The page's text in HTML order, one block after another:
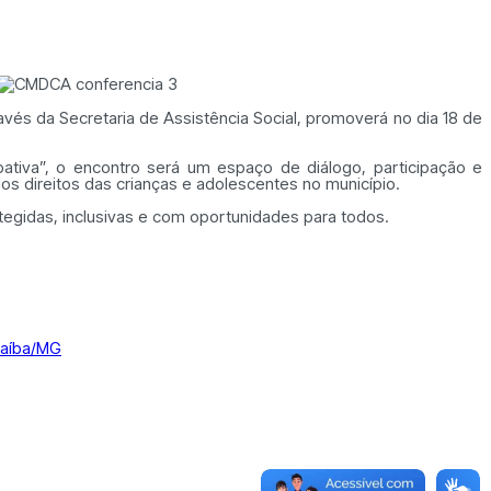
da Secretaria de Assistência Social, promoverá no dia 18 de
o encontro será um espaço de diálogo, participação e
direitos das crianças e adolescentes no município.
inclusivas e com oportunidades para todos.
MG